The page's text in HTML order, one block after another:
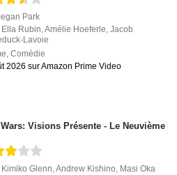
Park
Ella Rubin,Amélie Hoeferle,Jacob
Lavoie
,Comédie
2026 sur Amazon Prime Video
Visions Présente - Le Neuvième
Kimiko Glenn,Andrew Kishino, Masi Oka